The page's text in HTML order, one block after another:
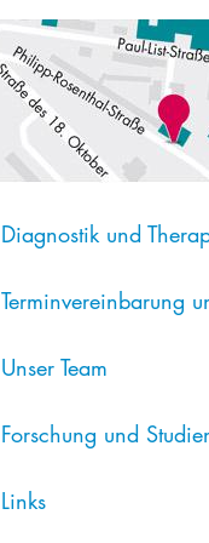
Diagnostik und
Terminvereinbarung
Unser Team
Forschung und
Links